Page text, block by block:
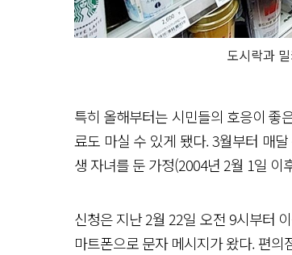
도시락과
특히 올해부터는 시민들의 호응이 좋
료도 마실 수 있게 됐다. 3월부터 매
생 자녀를 둔 가정(2004년 2월 1일 이
신청은 지난 2월 22일 오전 9시부터
마트폰으로 문자 메시지가 왔다. 편의